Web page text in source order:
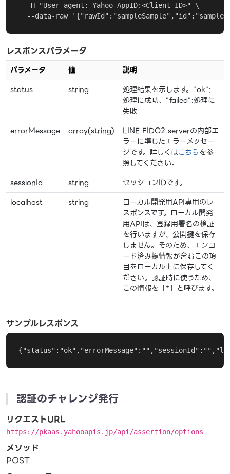
  -H "User-agent: Yahoo AppID:<Client ID>" \
--data-raw
レスポンスパラメータ
パラメータ 値
説明
status
string
処理結果を示します。"ok":
処理に成功、"failed":処理に
失敗
errorMessage
array(string)
LINE FIDO2 serverの内部エ
ラーに準じたエラーメッセー
ジです。詳しくはこちらを参
照してください。
sessionId
string
セッションIDです。
localhost
string
ローカル開発用API専用のレ
スポンスです。ローカル開発
用APIは、登録用署名の検証
を行いますが、公開鍵を保存
しません。そのため、エンコ
ード済み鍵情報が含むこの項
目をローカル上に保存してく
ださい。認証時に使うため、
この情報を「*」と呼びます。
サンプルレスポンス
認証のチャレンジ発行
リクエストURL
https://pkaas.yahooapis.jp/api/assertion/options
メソッド
POST